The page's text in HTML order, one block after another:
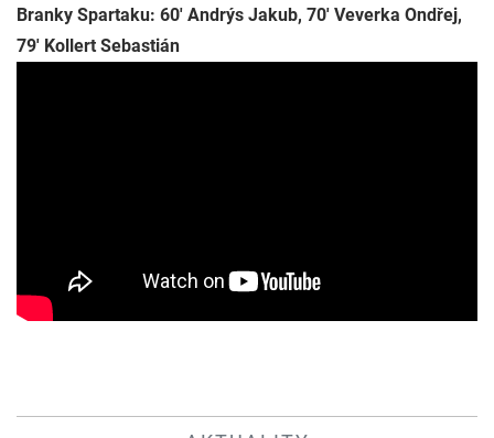
Branky Spartaku: 60' Andrýs Jakub, 70' Veverka Ondřej,
79' Kollert Sebastián